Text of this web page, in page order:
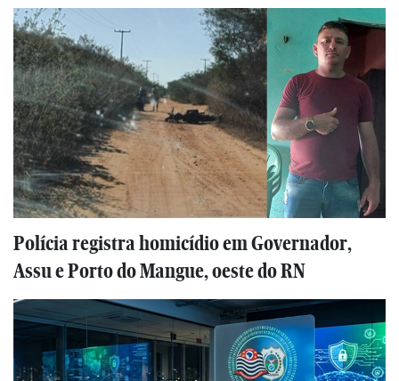
Polícia registra homicídio em Governador,
Assu e Porto do Mangue, oeste do RN